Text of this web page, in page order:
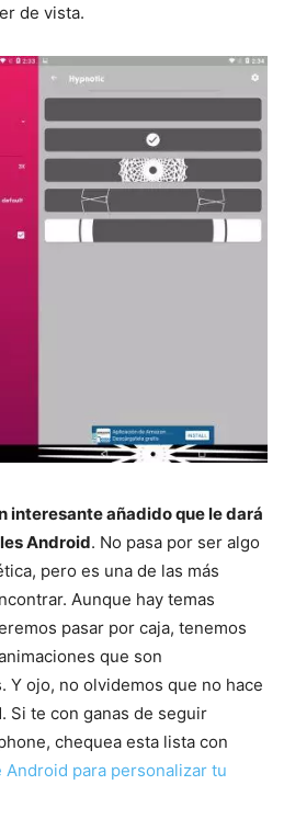
de vista.
interesante añadido que le dará
Android. No pasa por ser algo
pero es una de las más
Aunque hay temas
pasar por caja, tenemos
que son
Y ojo, no olvidemos que no hace
Si te con ganas de seguir
chequea esta lista con
para personalizar tu